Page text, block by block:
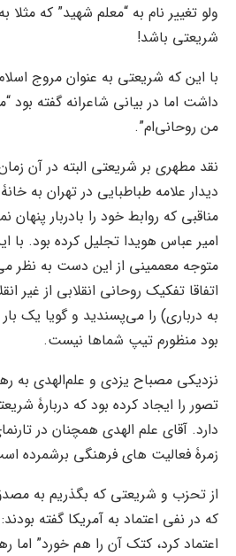
ولو تغییر نام به “معلم شهید” که مثلا
شریعتی باشد!
با این که شریعتی به عنوان مروج
داشت اما در بیانی شاعرانه گفته
من روحانی‌ام”.
نقد مطهری بر شریعتی البته در آن زمان
دیدار علامه طباطبایی در تهران به
مناقبی که روابط خود را بادربار پنهان
امیر عباس هویدا تجلیل کرده بود. با
متوجه معممینی از این دست به نظر
اتفاقا تفکیک روحانی انقلابی از غیر
به درباری) را می‌پسندید و گویا یک
بود منظورم تیپ شماها نیست.
نزدیکی مصباح یزدی و علم‌الهدی به
تصور را ایجاد کرده بود که دربارۀ
دارد. آقای علم الهدی‌ همچنان در
زمرۀ فعالیت های فرهنگی برشمرده
از تحزب و شریعتی که بگذریم به
که در نفی اعتماد به آمریکا گفته
اعتماد کرد، کتک آن را هم خورد” اما